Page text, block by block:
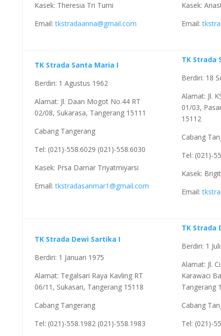
Kasek: Theresia Tri Turni
Email:tkstradaanna@gmail.com
Kasek:
Email:
TK Strada Santa Maria I
Berdiri: 1 Agustus 1962
Alamat: Jl. Daan Mogot No.44 RT
02/08, Sukarasa, Tangerang 15111
Cabang Tangerang
Tel: (021)-558.6029 (021)-558.6030
Kasek: Prsa Damar Triyatmiyarsi
Emall:tkstradasanmar1@gmail.com
TK Strada
Berdiri: 18
Alamat: Jl.
01/03,
15112
Cabang
Tel: (021)-
Kasek:
Email:
TK Strada Dewi Sartika I
Berdiri: 1 Januari 1975
Alamat: Tegalsari Raya Kavling RT
06/11, Sukasari, Tangerang 15118
Cabang Tangerang
Tel: (021)-558.1982 (021)-558.1983
TK Strada
Berdiri: 1
Alamat: Jl.
Karawaci
Tangerang
Cabang
Tel: (021)-